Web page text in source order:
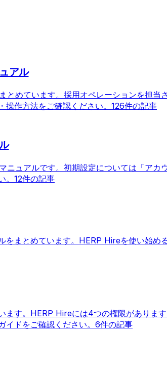
アル
めています。採用オペレーションを担当さ
作方法をご確認ください。 126件の記事
ニュアルです。初期設定については「アカ
12件の記事
をまとめています。HERP Hireを使い始め
ます。HERP Hireには4つの権限があります
ドをご確認ください。 6件の記事